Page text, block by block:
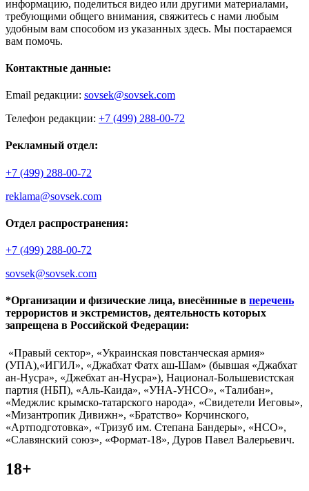
информацию, поделиться видео или другими материалами,
требующими общего внимания, свяжитесь с нами любым
удобным вам способом из указанных здесь. Мы постараемся
вам помочь.
Контактные данные:
Email редакции: sovsek@sovsek.com
Телефон редакции: +7 (499) 288-00-72
Рекламный отдел:
+7 (499) 288-00-72
reklama@sovsek.com
Отдел распространения:
+7 (499) 288-00-72
sovsek@sovsek.com
*Организации и физические лица, внесённные в перечень
террористов и экстремистов, деятельность которых
запрещена в Российской Федерации:
«Правый сектор», «Украинская повстанческая армия»
(УПА),«ИГИЛ», «Джабхат Фатх аш-Шам» (бывшая «Джабхат
ан-Нусра», «Джебхат ан-Нусра»), Национал-Большевистская
партия (НБП), «Аль-Каида», «УНА-УНСО», «Талибан»,
«Меджлис крымско-татарского народа», «Свидетели Иеговы»,
«Мизантропик Дивижн», «Братство» Корчинского,
«Артподготовка», «Тризуб им. Степана Бандеры», «НСО»,
«Славянский союз», «Формат-18», Дуров Павел Валерьевич.
18+